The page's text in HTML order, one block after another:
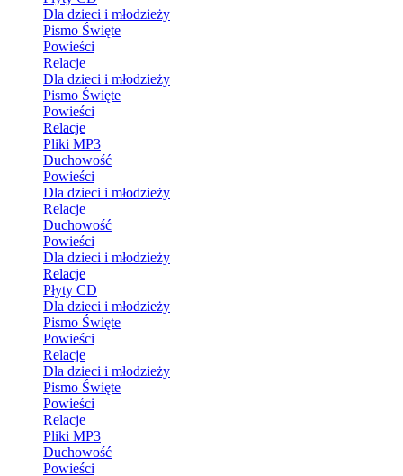
Dla dzieci i młodzieży
Pismo Święte
Powieści
Relacje
Dla dzieci i młodzieży
Pismo Święte
Powieści
Relacje
Pliki MP3
Duchowość
Powieści
Dla dzieci i młodzieży
Relacje
Duchowość
Powieści
Dla dzieci i młodzieży
Relacje
Płyty CD
Dla dzieci i młodzieży
Pismo Święte
Powieści
Relacje
Dla dzieci i młodzieży
Pismo Święte
Powieści
Relacje
Pliki MP3
Duchowość
Powieści